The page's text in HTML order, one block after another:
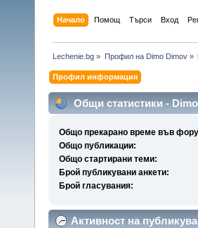
Начало Помощ Търси Вход
Lechenie.bg » Профил на Dimo Dimov»
Профил информация
Общи статистики -
Общо прекарано време във
Общо публикации:
Общо стартирани теми:
Брой публикувани анкети:
Брой гласувания:
Активност на